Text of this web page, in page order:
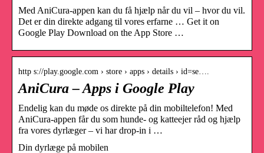
Med AniCura-appen kan du få hjælp når du vil – hvor du vil.
Det er din direkte adgang til vores erfarne … Get it on
Google Play Download on the App Store …
http s://play.google.com › store › apps › details › id=se….
AniCura – Apps i Google Play
Endelig kan du møde os direkte på din mobiltelefon! Med
AniCura-appen får du som hunde- og katteejer råd og hjælp
fra vores dyrlæger – vi har drop-in i …
Din dyrlæge på mobilen